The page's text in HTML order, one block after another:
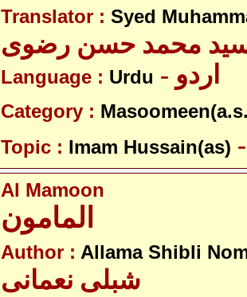
Translator : Syed
محمد حسن رضوی
Language : Urdu - اردو
Category :
Topic : Imam Hussain(as)
Al Mamoon
المامون
Author : Allama Shibli
شبلی نعمانی